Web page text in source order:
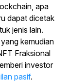
apa
dapat dicetak
jenis lain.
kemudian
Fraksional
investor
pasif.